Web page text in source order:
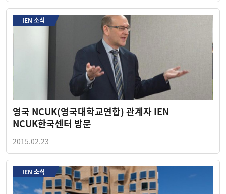
IEN 소식
영국 NCUK(영국대학교연합) 관계자 IEN
NCUK한국센터 방문
2015.02.23
IEN 소식